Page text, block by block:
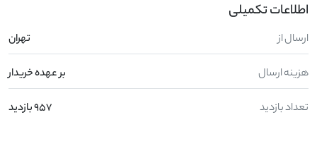
اطلاعات تکمیلی
ارسال از تهران
هزینه ارسال بر عهده خریدار
تعداد بازدید 957 بازدید